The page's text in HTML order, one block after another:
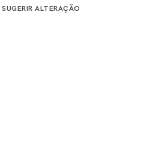
SUGERIR ALTERAÇÃO